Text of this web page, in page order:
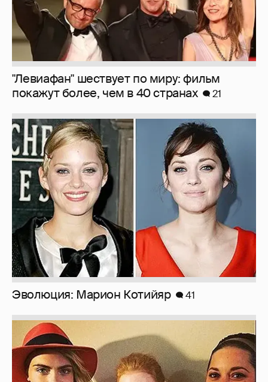
"Левиафан" шествует по миру: фильм
покажут более, чем в 40 странах
21
Эволюция: Марион Котийяр 41